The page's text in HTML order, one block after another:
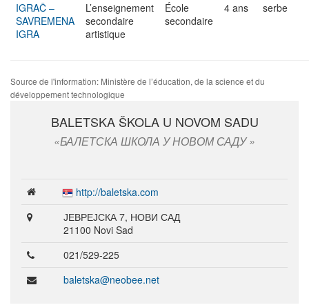
IGRAČ –
SAVREMENA
IGRA
L’enseignement
secondaire
artistique
École
secondaire
4 ans serbe
Source de l'information: Ministère de l’éducation, de la science et du
développement technologique
BALETSKA ŠKOLA U NOVOM SADU
БАЛЕТСКА ШКОЛА У НОВОМ САДУ
http://baletska.com
ЈЕВРЕЈСКА 7, НОВИ САД
21100 Novi Sad
021/529-225
baletska@neobee.net